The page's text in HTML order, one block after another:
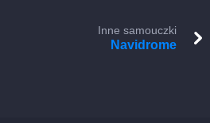
Inne samouczki
Navidrome